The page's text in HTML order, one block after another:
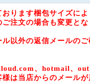
ります梱包サイズに
ご注文の場合も変更と
以外の返信メールの
、hotmail、
は当店からのメール